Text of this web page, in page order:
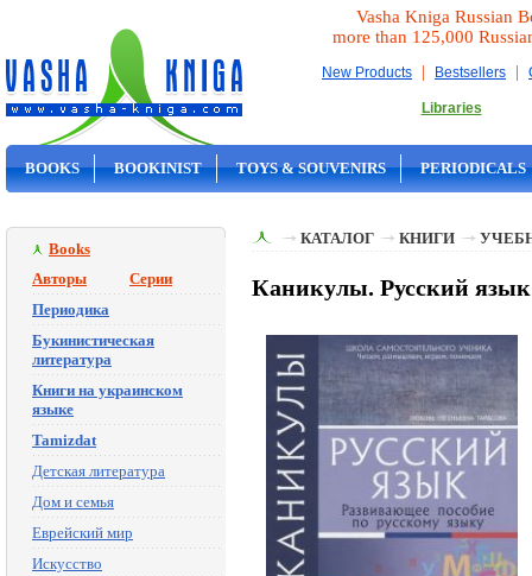
Vasha Kniga Russian
more than 125,000
New Products | Bestsellers |
Libraries
BOOKS BOOKINIST TOYS & SOUVENIRS PERIODICALS
Books
Авторы
Серии
Периодика
Букинистическая
литература
Книги на украинском
языке
Tamizdat
Детская литература
Дом и семья
Еврейский мир
Искусство
КАТАЛОГ КНИГИ
Каникулы. Русский